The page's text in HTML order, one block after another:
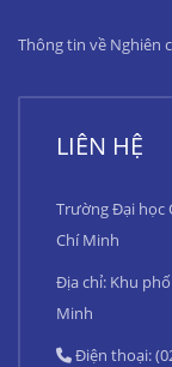
Thông tin về Nghiên
LIÊN HỆ
Trường Đại học
Chí Minh
Địa chỉ: Khu
Minh
Điện thoại: